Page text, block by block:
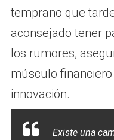
temprano que
aconsejado tener
los rumores,
músculo
innovación.
Existe una